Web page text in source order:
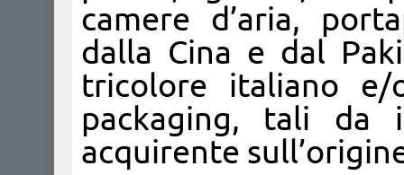
camere d’aria,
dalla Cina e dal
tricolore italiano e/
packaging, tali da
acquirente